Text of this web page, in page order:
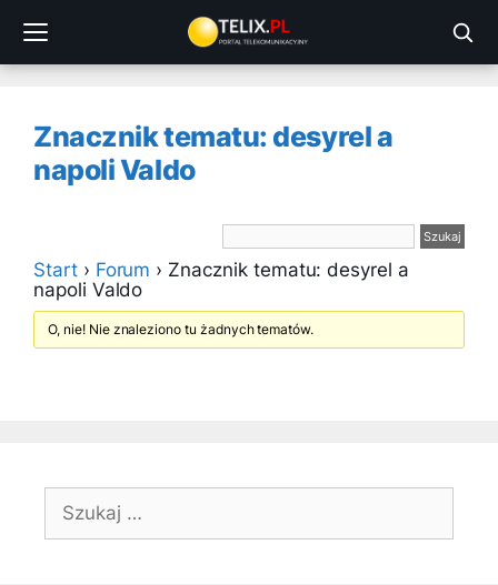
treści
Znacznik tematu: desyrel a
napoli Valdo
Start › Forum › Znacznik tematu: desyrel a
napoli Valdo
O, nie! Nie znaleziono tu żadnych tematów.
Szukaj: